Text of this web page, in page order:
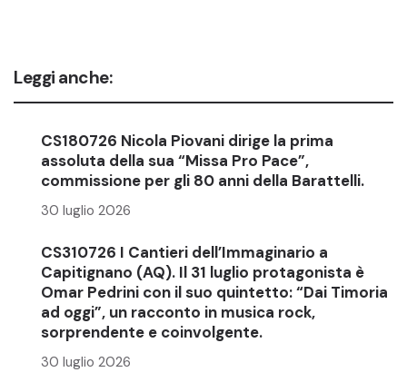
Leggi anche:
CS180726 Nicola Piovani dirige la prima
assoluta della sua “Missa Pro Pace”,
commissione per gli 80 anni della Barattelli.
30 luglio 2026
CS310726 I Cantieri dell’Immaginario a
Capitignano (AQ). Il 31 luglio protagonista è
Omar Pedrini con il suo quintetto: “Dai Timoria
ad oggi”, un racconto in musica rock,
sorprendente e coinvolgente.
30 luglio 2026